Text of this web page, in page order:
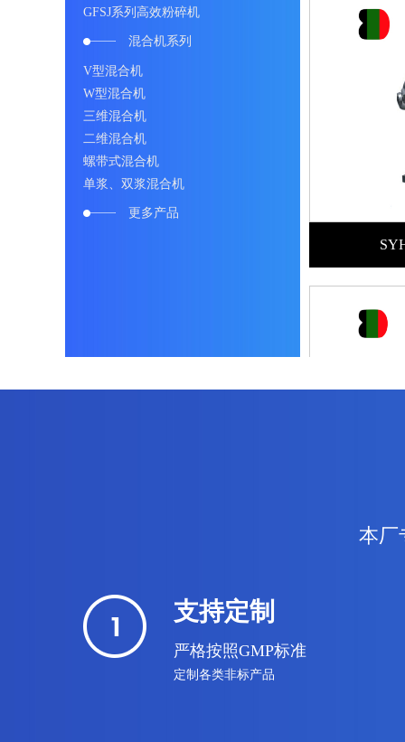
GFSJ系列高效粉碎机
混合机系列
V型混合机
W型混合机
三维混合机
二维混合机
螺带式混合机
单浆、双浆混合机
更多产品
CH
本厂
支持定制
严格按照GMP标准
定制各类非标产品